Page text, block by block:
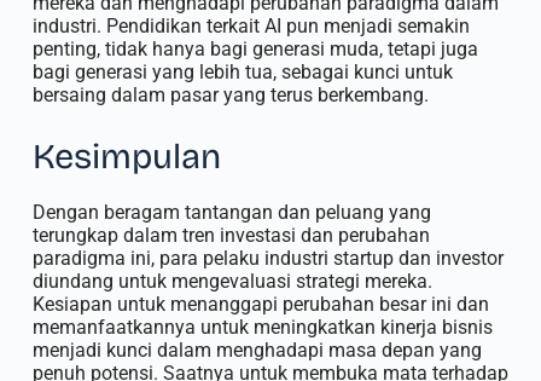
industri. Pendidikan terkait AI pun menjadi semakin
penting, tidak hanya bagi generasi muda, tetapi juga
bagi generasi yang lebih tua, sebagai kunci untuk
bersaing dalam pasar yang terus berkembang.
Kesimpulan
Dengan beragam tantangan dan peluang yang
terungkap dalam tren investasi dan perubahan
paradigma ini, para pelaku industri startup dan investor
diundang untuk mengevaluasi strategi mereka.
Kesiapan untuk menanggapi perubahan besar ini dan
memanfaatkannya untuk meningkatkan kinerja bisnis
menjadi kunci dalam menghadapi masa depan yang
penuh potensi. Saatnya untuk membuka mata terhadap